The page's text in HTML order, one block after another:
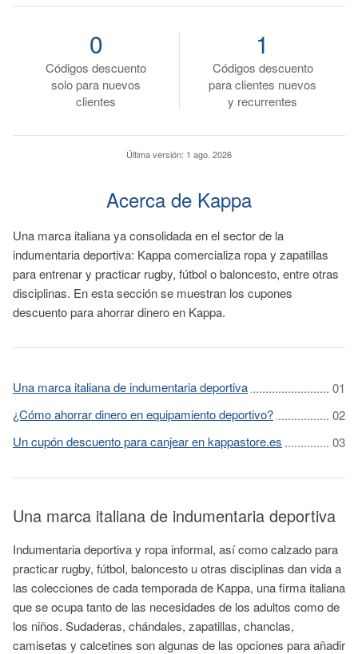
Códigos descuento
solo para nuevos
clientes
0
Códigos descuento
para clientes nuevos
y recurrentes
1
Última versión: 1 ago. 2026
Acerca de Kappa
Una marca italiana ya consolidada en el sector de la
indumentaria deportiva: Kappa comercializa ropa y zapatillas
para entrenar y practicar rugby, fútbol o baloncesto, entre otras
disciplinas. En esta sección se muestran los cupones
descuento para ahorrar dinero en Kappa.
Una marca italiana de indumentaria deportiva
¿Cómo ahorrar dinero en equipamiento deportivo?
Un cupón descuento para canjear en kappastore.es
Una marca italiana de indumentaria deportiva
Indumentaria deportiva y ropa informal, así como calzado para
practicar rugby, fútbol, baloncesto u otras disciplinas dan vida a
las colecciones de cada temporada de Kappa, una firma italiana
que se ocupa tanto de las necesidades de los adultos como de
los niños. Sudaderas, chándales, zapatillas, chanclas,
camisetas y calcetines son algunas de las opciones para añadir